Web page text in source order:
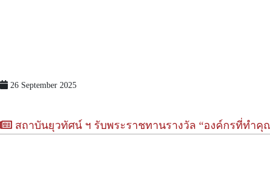
26 September 2025
สถาบันยุวทัศน์ ฯ รับพระราชทานรางวัล “องค์กรที่ทำคุ